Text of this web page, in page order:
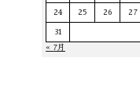
24 25 26 27
31
« 7月